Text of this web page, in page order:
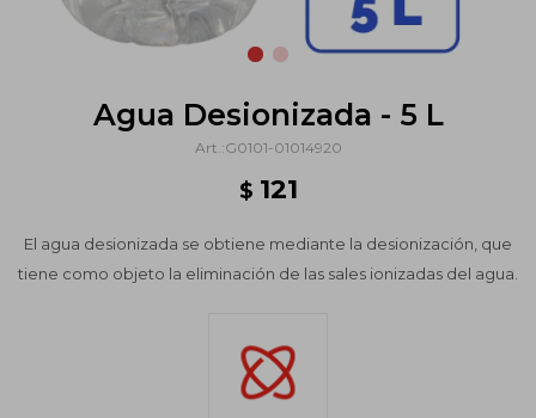
Agua Desionizada - 5 L
G0101-01014920
$ 121
El agua desionizada se obtiene mediante la desionización, que
tiene como objeto la eliminación de las sales ionizadas del agua.